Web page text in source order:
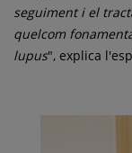
seguiment i el
quelcom
lupus", explica